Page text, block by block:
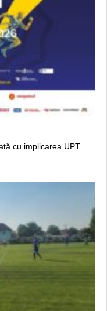
cu implicarea UPT